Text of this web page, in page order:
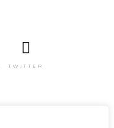
TWITTER